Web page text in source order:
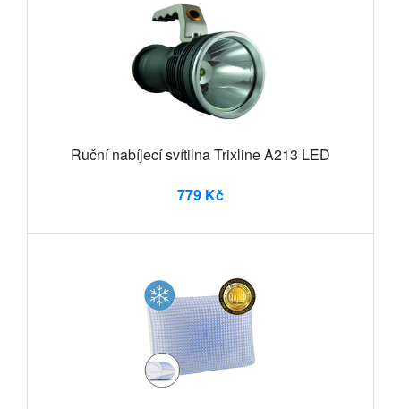
Ruční nabíjecí svítilna Trixline A213 LED
779 Kč